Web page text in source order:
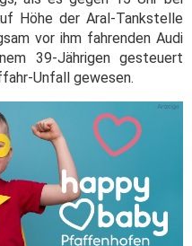
Höhe der Aral-Tankstelle
vor ihm fahrenden Audi
39-Jährigen gesteuert
Unfall gewesen.